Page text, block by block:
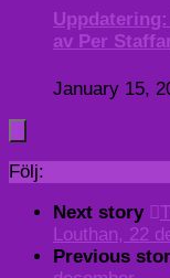
av Per
January 15,
Följ:
Next story
Louthan, 22
Previous